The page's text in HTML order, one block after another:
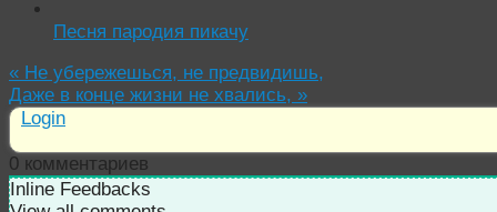
Песня пародия пикачу
« Не убережешься, не предвидишь,
Даже в конце жизни не хвались, »
Login
0 комментариев
Inline Feedbacks